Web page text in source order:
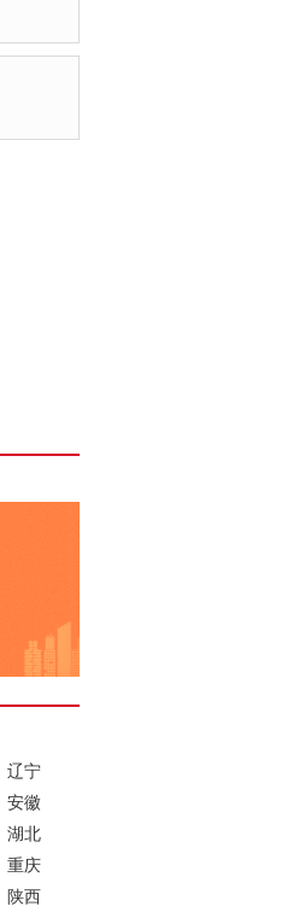
辽宁
安徽
湖北
重庆
陕西